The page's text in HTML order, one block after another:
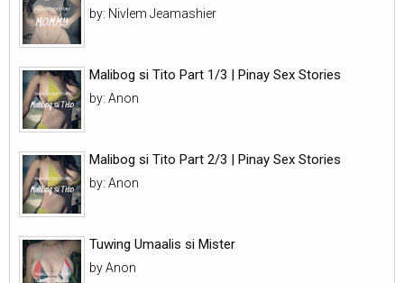
by: Nivlem Jeamashier
Malibog si Tito Part 1/3 | Pinay Sex Stories
by: Anon
Malibog si Tito Part 2/3 | Pinay Sex Stories
by: Anon
Tuwing Umaalis si Mister
by Anon